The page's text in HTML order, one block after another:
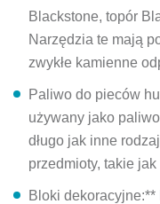
Blackstone, topór
Narzędzia te mają
zwykłe kamienne
Paliwo do pieców
używany jako
długo jak inne
przedmioty, takie
Bloki